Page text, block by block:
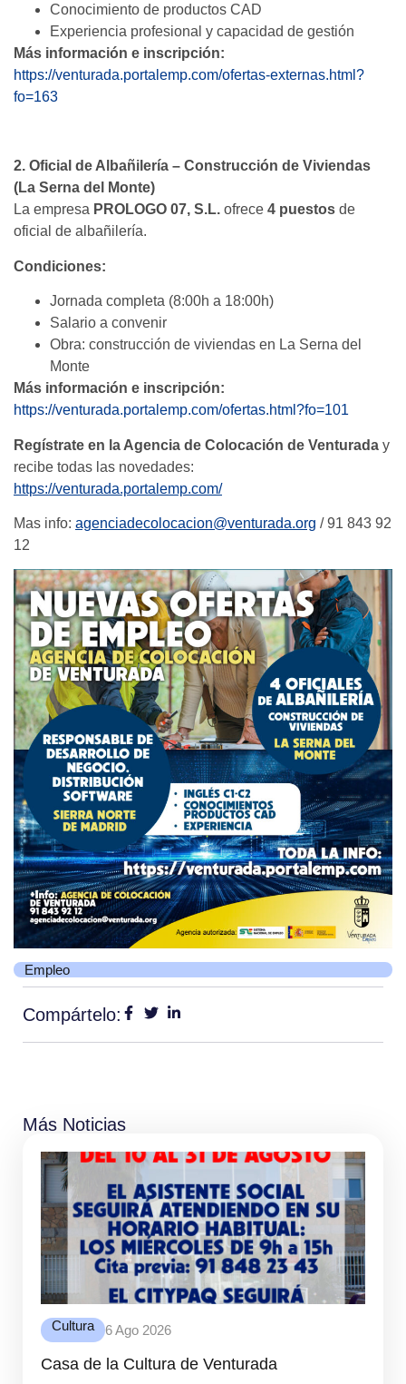
Conocimiento de productos CAD
Experiencia profesional y capacidad de gestión
Más información e inscripción:
https://venturada.portalemp.com/ofertas-externas.html?
fo=163
2. Oficial de Albañilería – Construcción de Viviendas
(La Serna del Monte)
La empresa PROLOGO 07, S.L. ofrece 4 puestos de
oficial de albañilería.
Condiciones:
Jornada completa (8:00h a 18:00h)
Salario a convenir
Obra: construcción de viviendas en La Serna del
Monte
Más información e inscripción:
https://venturada.portalemp.com/ofertas.html?fo=101
Regístrate en la Agencia de Colocación de Venturada y
recibe todas las novedades:
https://venturada.portalemp.com/
Mas info: agenciadecolocacion@venturada.org / 91 843 92
12
Empleo
Compártelo:
Más Noticias
Cultura 6 Ago 2026
Casa de la Cultura de Venturada